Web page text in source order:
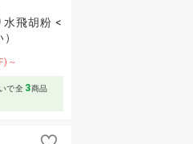
水飛胡粉 <
～
で全 3商品